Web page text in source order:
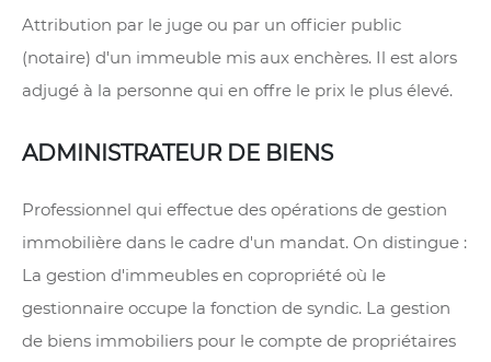
Attribution par le juge ou par un officier public
(notaire) d'un immeuble mis aux enchères. Il est alors
adjugé à la personne qui en offre le prix le plus élevé.
ADMINISTRATEUR DE BIENS
Professionnel qui effectue des opérations de gestion
immobilière dans le cadre d'un mandat. On distingue :
La gestion d'immeubles en copropriété où le
gestionnaire occupe la fonction de syndic. La gestion
de biens immobiliers pour le compte de propriétaires